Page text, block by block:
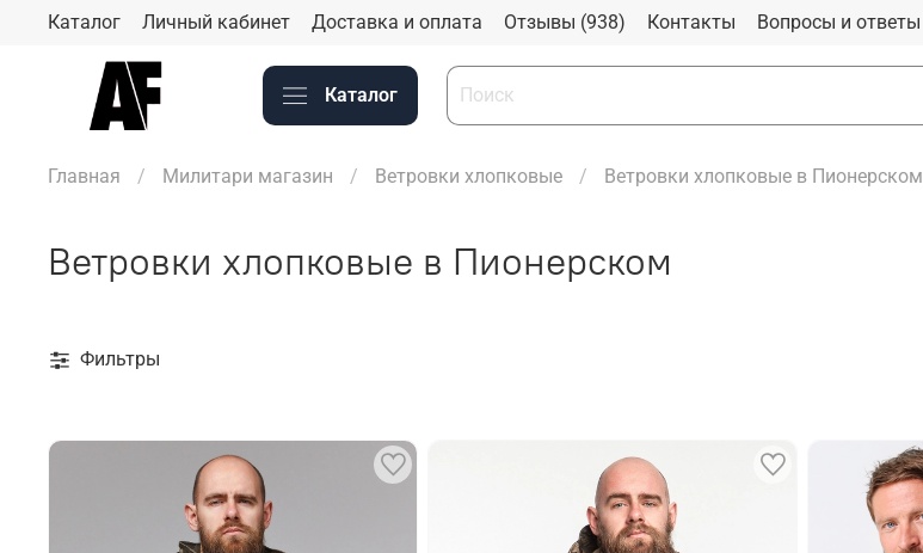
Каталог Личный кабинет Доставка и оплата Отзывы (938) Контакты Вопросы и ответы
Каталог
Главная Милитари магазин Ветровки хлопковые Ветровки хлопковые в Пионерском
Ветровки хлопковые в Пионерском
Фильтры